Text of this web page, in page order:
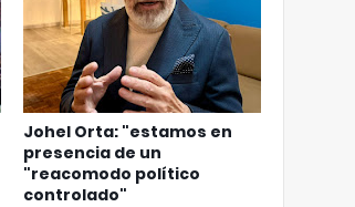
Johel Orta: "estamos en
presencia de un
"reacomodo político
controlado"